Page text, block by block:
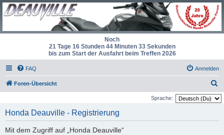
Noch
21 Tage 16 Stunden 44 Minuten 33 Sekunden
bis zum Start der Ausfahrt beim Treffen 2026
FAQ Anmelden
Foren-Übersicht
u
Sprache:
Honda Deauville - Registrierung
Mit dem Zugriff auf „Honda Deauville“